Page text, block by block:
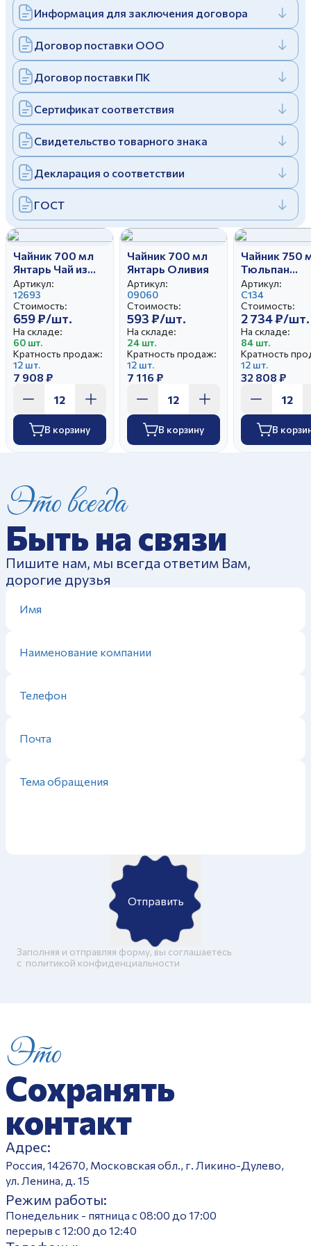
Отправить
Заполняя и отправляя форму, вы соглашаетесь
cполитикой конфиденциальности
Заполняя и отправляя форму, вы соглашаетесь
cполитикой конфиденциальности
Дулевский фарфоровый завод ©
Политика конфиденциальности
Информация для заключения договора
Договор поставки ООО
Договор поставки ПК
Сертификат соответствия
Свидетельство товарного знака
Декларация о соответствии
ГОСТ
Чайник 700 мл
Янтарь Чай из
плодов
шиповника
Артикул:
12693
Стоимость:
659 ₽/шт.
На складе:
60 шт.
Кратность продаж:
12 шт.
7 908 ₽
В корзину
Чайник 700 мл
Янтарь Оливия
Артикул:
09060
Стоимость:
593 ₽/шт.
На складе:
24 шт.
Кратность продаж:
12 шт.
7 116 ₽
В корзину
Чайник 750
Тюльпан
Свадебный
Артикул:
С134
Стоимость:
2 734 ₽/шт.
На складе:
84 шт.
Кратность
12 шт.
32 808 ₽
В
Это всегда
Быть на связи
Пишите нам, мы всегда ответим Вам,
дорогие друзья
Отправить
Заполняя и отправляя форму, вы соглашаетесь
c политикой конфиденциальности
Это
Сохранять
контакт
Адрес:
Россия, 142670, Московская обл., г. Ликино-Дулево,
ул. Ленина, д. 15
Режим работы:
Понедельник - пятница с 08:00 до 17:00
перерыв с 12:00 до 12:40